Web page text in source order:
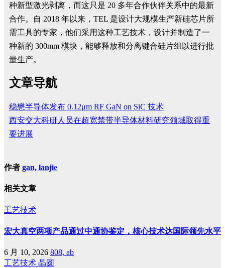
种新型激光剥离，而这只是 20 多年合作伙伴关系中的最新
合作。自 2018 年以来，TEL 是设计大规模生产新硅芯片所
需工具的专家，他们采用这种工艺技术，设计并制造了一
种新的 300mm 模块，能够释放和分离键合硅片组以进行批
量生产。
文章导航
稳懋半导体发布 0.12μm RF GaN on SiC 技术
西安交大科研人员在超宽禁带半导体材料研究领域取得重
要进展
作者 gan, lanjie
相关文章
工艺技术
宏大真空两项产品通过中通协鉴定，核心技术达国际领先水平
6 月 10, 2026 808, ab
工艺技术 晶圆